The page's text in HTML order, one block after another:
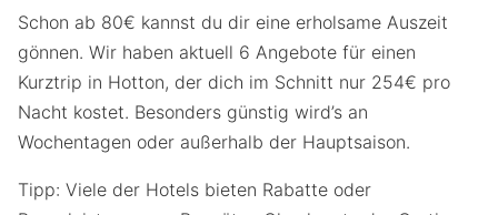
Schon ab 80€ kannst du dir eine erholsame Auszeit
gönnen. Wir haben aktuell 6 Angebote für einen
Kurztrip in Hotton, der dich im Schnitt nur 254€ pro
Nacht kostet. Besonders günstig wird’s an
Wochentagen oder außerhalb der Hauptsaison.
Tipp: Viele der Hotels bieten Rabatte oder